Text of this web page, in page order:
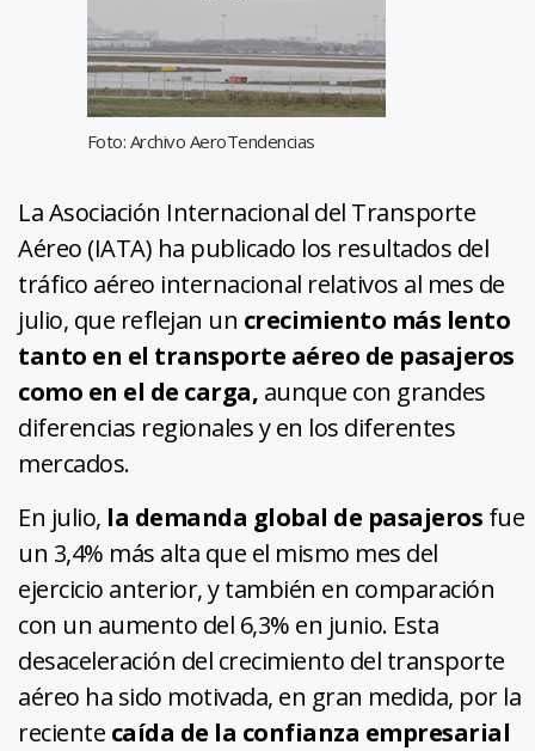
Foto: Archivo AeroTendencias
La Asociación Internacional del Transporte
Aéreo (IATA) ha publicado los resultados del
tráfico aéreo internacional relativos al mes de
julio, que reflejan un crecimiento más lento
tanto en el transporte aéreo de pasajeros
como en el de carga, aunque con grandes
diferencias regionales y en los diferentes
mercados.
En julio, la demanda global de pasajeros fue
un 3,4% más alta que el mismo mes del
ejercicio anterior, y también en comparación
con un aumento del 6,3% en junio. Esta
desaceleración del crecimiento del transporte
aéreo ha sido motivada, en gran medida, por la
reciente caída de la confianza empresarial